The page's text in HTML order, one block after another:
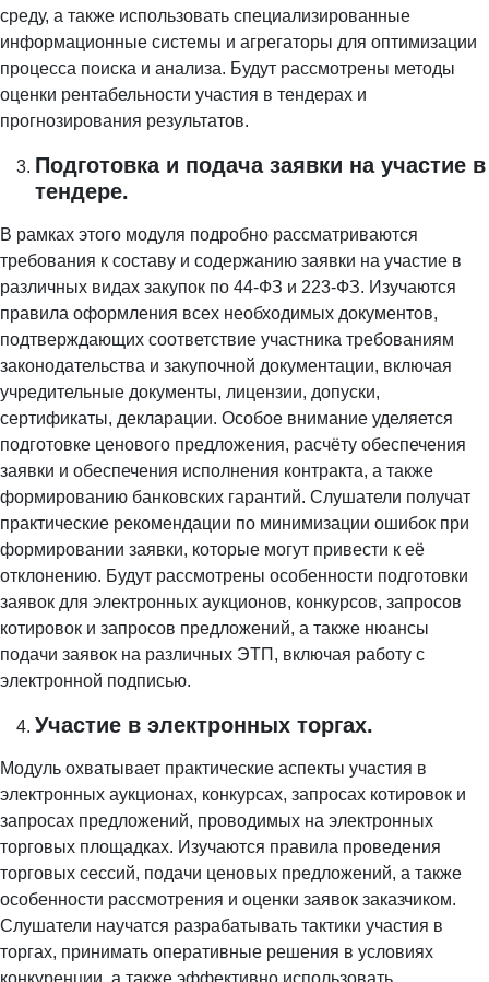
среду, а также использовать специализированные
информационные системы и агрегаторы для оптимизации
процесса поиска и анализа. Будут рассмотрены методы
оценки рентабельности участия в тендерах и
прогнозирования результатов.
Подготовка и подача заявки на участие в
тендере.
В рамках этого модуля подробно рассматриваются
требования к составу и содержанию заявки на участие в
различных видах закупок по 44-ФЗ и 223-ФЗ. Изучаются
правила оформления всех необходимых документов,
подтверждающих соответствие участника требованиям
законодательства и закупочной документации, включая
учредительные документы, лицензии, допуски,
сертификаты, декларации. Особое внимание уделяется
подготовке ценового предложения, расчёту обеспечения
заявки и обеспечения исполнения контракта, а также
формированию банковских гарантий. Слушатели получат
практические рекомендации по минимизации ошибок при
формировании заявки, которые могут привести к её
отклонению. Будут рассмотрены особенности подготовки
заявок для электронных аукционов, конкурсов, запросов
котировок и запросов предложений, а также нюансы
подачи заявок на различных ЭТП, включая работу с
электронной подписью.
Участие в электронных торгах.
Модуль охватывает практические аспекты участия в
электронных аукционах, конкурсах, запросах котировок и
запросах предложений, проводимых на электронных
торговых площадках. Изучаются правила проведения
торговых сессий, подачи ценовых предложений, а также
особенности рассмотрения и оценки заявок заказчиком.
Слушатели научатся разрабатывать тактики участия в
торгах, принимать оперативные решения в условиях
конкуренции, а также эффективно использовать